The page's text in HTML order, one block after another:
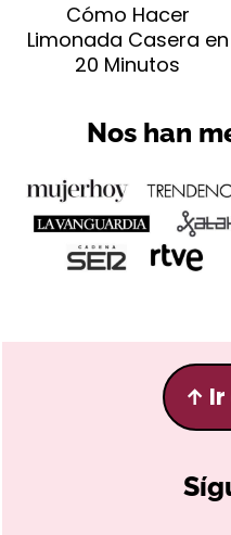
Cómo Hacer
Limonada Casera en
20 Minutos
Nos han
↑